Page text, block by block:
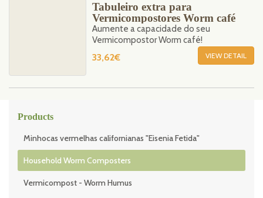
Tabuleiro extra para
Vermicompostores Worm café
Aumente a capacidade do seu
Vermicompostor Worm café!
33,62€ VIEW DETAIL
Products
Minhocas vermelhas californianas "Eisenia Fetida"
Household Worm Composters
Vermicompost - Worm Humus